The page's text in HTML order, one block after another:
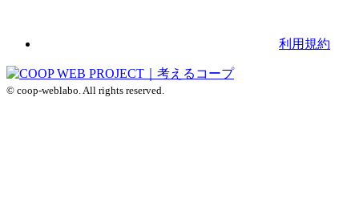
利用規約
© coop-weblabo. All rights reserved.